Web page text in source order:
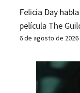
Felicia Day
película The
6 de agosto de 2026